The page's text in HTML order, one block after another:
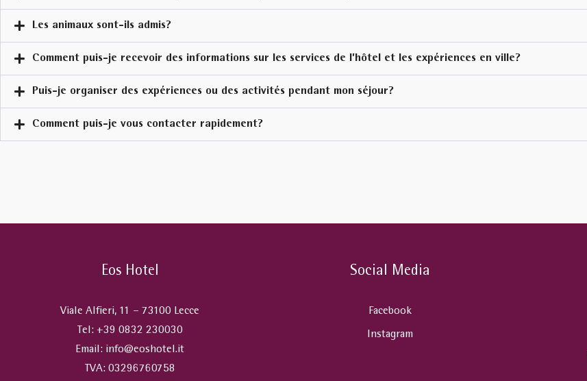
Les animaux sont-ils admis?
Comment puis-je recevoir des informations sur les services de l’hôtel et les expériences en ville?
Puis-je organiser des expériences ou des activités pendant mon séjour?
Comment puis-je vous contacter rapidement?
Eos Hotel
Viale Alfieri, 11 – 73100 Lecce
Tel: +39 0832 230030
Email: info@eoshotel.it
TVA: 03296760758
Social Media
Facebook
Instagram